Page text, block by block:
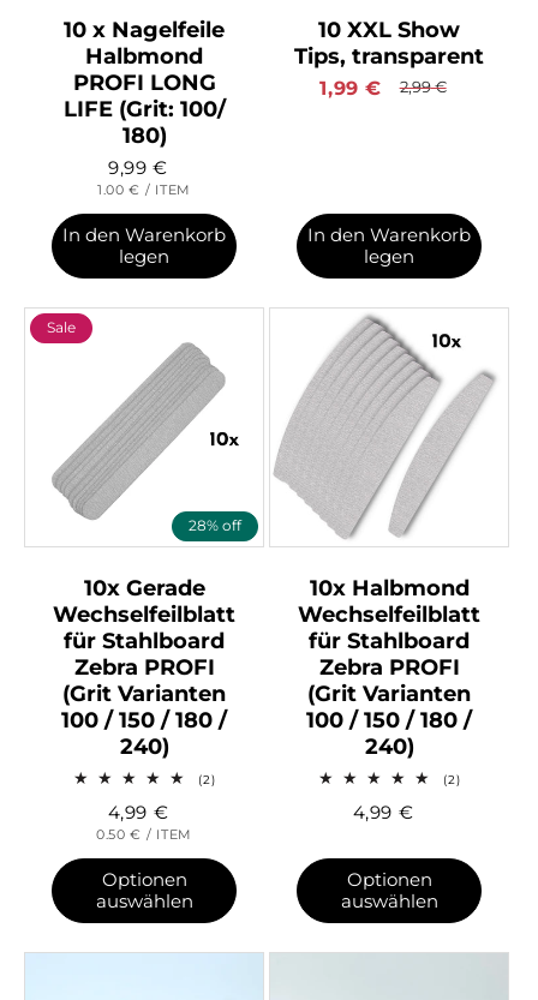
10 x Nagelfeile
Halbmond
PROFI LONG
LIFE (Grit: 100/
180)
9,99 €
GRUNDPREIS
1.00 € / PRO
ITEM
In den Warenkorb
legen
10 XXL Show
Tips, transparent
Verkaufspreis
1,99 €
Normaler
2,99€
In den Warenkorb
legen
28% off
Sale
10x Gerade
Wechselfeilblatt
für Stahlboard
Zebra PROFI
(Grit Varianten
100 / 150 / 180 /
240)
(2)2
4,99 €
GRUNDPREIS
0.50 € / PRO
ITEM
Optionen
auswählen
10x Halbmond
Wechselfeilblatt
für Stahlboard
Zebra PROFI
(Grit Varianten
100 / 150 / 180 /
240)
(2)2
4,99 €
Optionen
auswählen